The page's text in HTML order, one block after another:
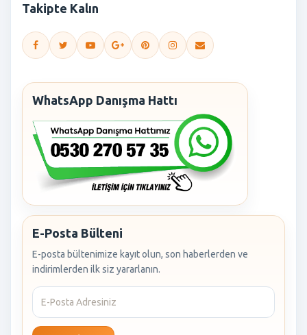
Takipte Kalın
WhatsApp Danışma Hattı
E-Posta Bülteni
E-posta bültenimize kayıt olun, son haberlerden ve
indirimlerden ilk siz yararlanın.